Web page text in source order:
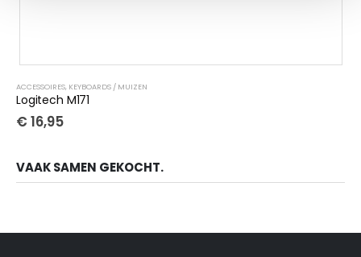
ACCESSOIRES, KEYBOARDS / MUIZEN
Logitech M171
€ 16,95
VAAK SAMEN GEKOCHT.